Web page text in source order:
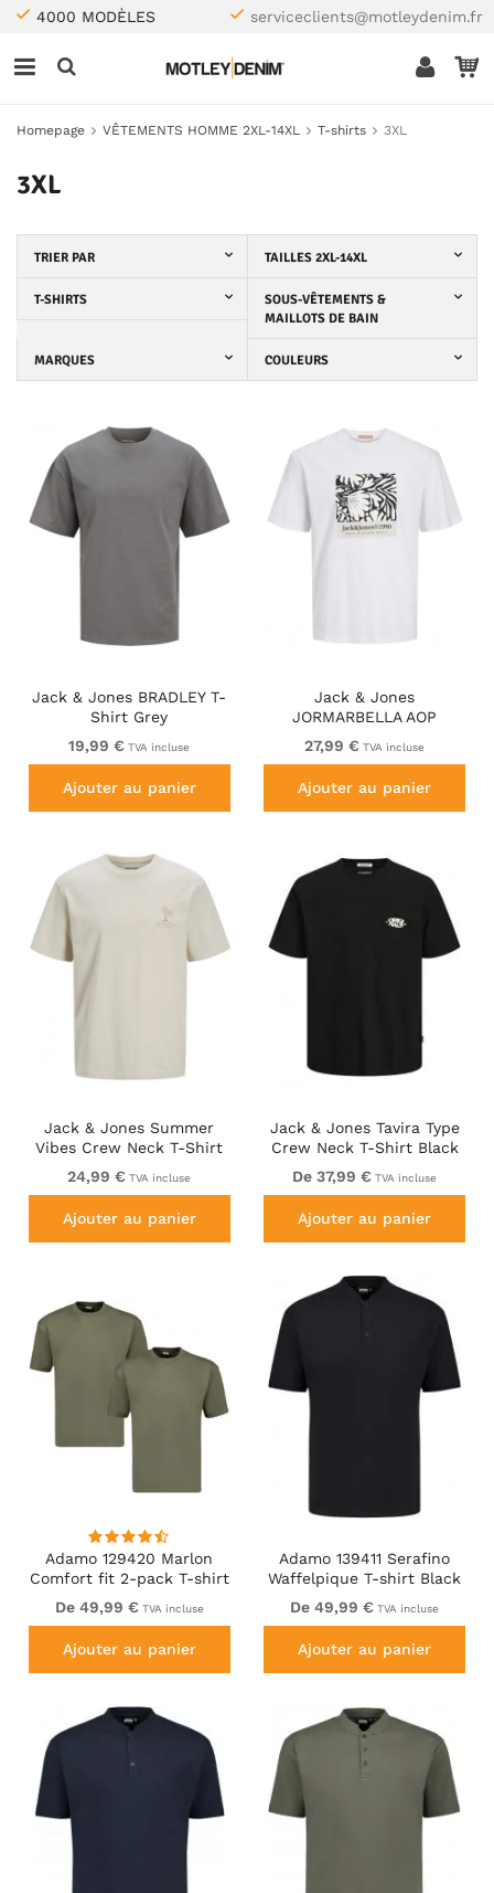
4000 MODÈLES serviceclients@motleydenim.fr
Homepage VÊTEMENTS HOMME 2XL-14XL T-shirts 3XL
3XL
TRIER PAR TAILLES 2XL-14XL
T-SHIRTS
SOUS-VÊTEMENTS &
MAILLOTS DE BAIN
MARQUES COULEURS
Jack & Jones BRADLEY T-
Shirt Grey
19,99 € TVA incluse
Ajouter au panier
Jack & Jones
JORMARBELLA AOP
BRANDING T-Shirt Bright
White
27,99 € TVA incluse
Ajouter au panier
Jack & Jones Summer
Vibes Crew Neck T-Shirt
Moonbeam
24,99 € TVA incluse
Ajouter au panier
Jack & Jones Tavira Type
Crew Neck T-Shirt Black
De 37,99 € TVA incluse
Ajouter au panier
Adamo 129420 Marlon
Comfort fit 2-pack T-shirt
Olive Green
De 49,99 € TVA incluse
Ajouter au panier
Adamo 139411 Serafino
Waffelpique T-shirt Black
De 49,99 € TVA incluse
Ajouter au panier